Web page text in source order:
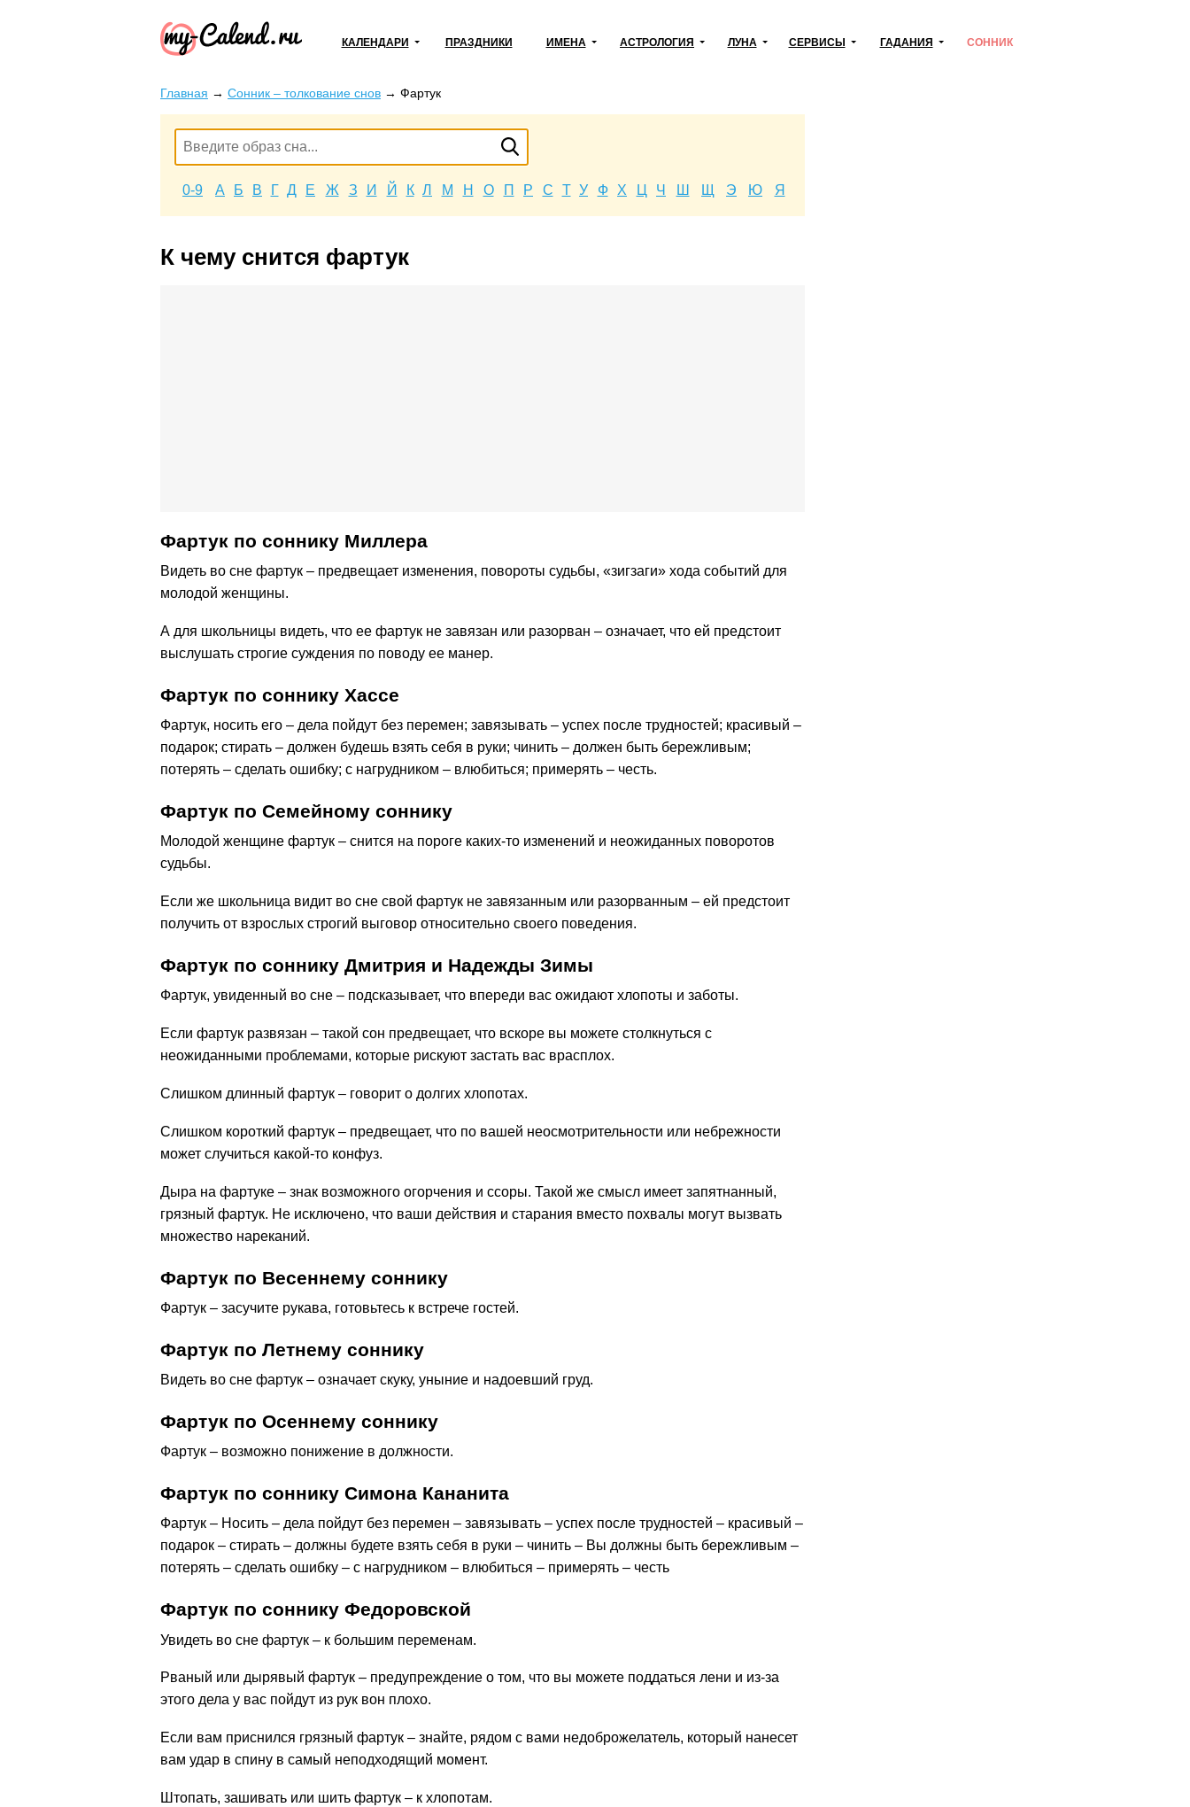
КАЛЕНДАРИ ПРАЗДНИКИ ИМЕНА АСТРОЛОГИЯ ЛУНА СЕРВИСЫ ГАДАНИЯ СОННИК
Главная → Сонник – толкование снов → Фартук
0-9 А Б В Г Д Е Ж З И Й К Л М Н О П Р С Т У Ф Х Ц Ч Ш Щ Э Ю Я
К чему снится фартук
Фартук по cоннику Миллера
Видеть во сне фартук – предвещает изменения, повороты судьбы, «зигзаги» хода событий для
молодой женщины.
А для школьницы видеть, что ее фартук не завязан или разорван – означает, что ей предстоит
выслушать строгие суждения по поводу ее манер.
Фартук по соннику Хассе
Фартук, носить его – дела пойдут без перемен; завязывать – успех после трудностей; красивый –
подарок; стирать – должен будешь взять себя в руки; чинить – должен быть бережливым;
потерять – сделать ошибку; с нагрудником – влюбиться; примерять – честь.
Фартук по Семейному соннику
Молодой женщине фартук – снится на пороге каких-то изменений и неожиданных поворотов
судьбы.
Если же школьница видит во сне свой фартук не завязанным или разорванным – ей предстоит
получить от взрослых строгий выговор относительно своего поведения.
Фартук по соннику Дмитрия и Надежды Зимы
Фартук, увиденный во сне – подсказывает, что впереди вас ожидают хлопоты и заботы.
Если фартук развязан – такой сон предвещает, что вскоре вы можете столкнуться с
неожиданными проблемами, которые рискуют застать вас врасплох.
Слишком длинный фартук – говорит о долгих хлопотах.
Слишком короткий фартук – предвещает, что по вашей неосмотрительности или небрежности
может случиться какой-то конфуз.
Дыра на фартуке – знак возможного огорчения и ссоры. Такой же смысл имеет запятнанный,
грязный фартук. Не исключено, что ваши действия и старания вместо похвалы могут вызвать
множество нареканий.
Фартук по Весеннему соннику
Фартук – засучите рукава, готовьтесь к встрече гостей.
Фартук по Летнему соннику
Видеть во сне фартук – означает скуку, уныние и надоевший груд.
Фартук по Осеннему соннику
Фартук – возможно понижение в должности.
Фартук по соннику Симона Кананита
Фартук – Носить – дела пойдут без перемен – завязывать – успех после трудностей – красивый –
подарок – стирать – должны будете взять себя в руки – чинить – Вы должны быть бережливым –
потерять – сделать ошибку – с нагрудником – влюбиться – примерять – честь
Фартук по соннику Федоровской
Увидеть во сне фартук – к большим переменам.
Рваный или дырявый фартук – предупреждение о том, что вы можете поддаться лени и из-за
этого дела у вас пойдут из рук вон плохо.
Если вам приснился грязный фартук – знайте, рядом с вами недоброжелатель, который нанесет
вам удар в спину в самый неподходящий момент.
Штопать, зашивать или шить фартук – к хлопотам.